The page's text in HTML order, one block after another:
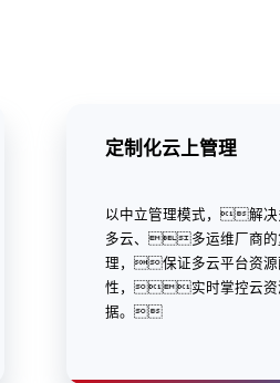
定制化云上管理
以中立管理模式，解
多云、多运维厂商的
理，保证多云平台资源
性，实时掌控云资
据。